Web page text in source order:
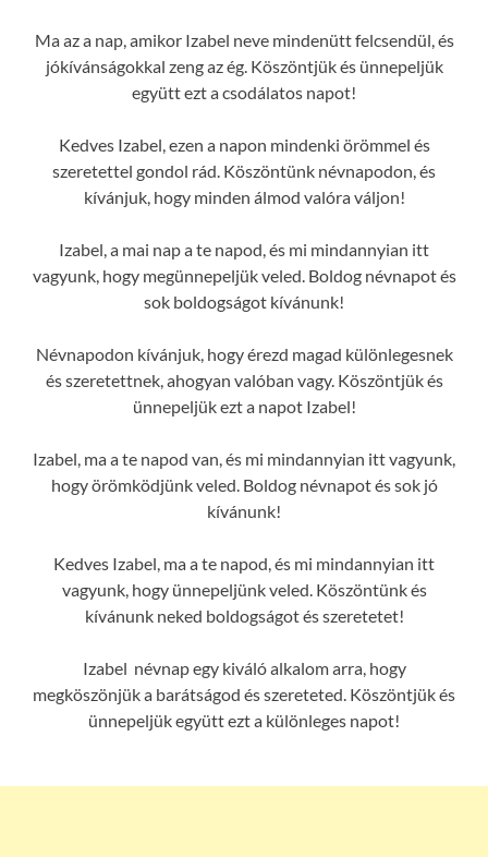
Ma az a nap, amikor Izabel neve mindenütt felcsendül, és
jókívánságokkal zeng az ég. Köszöntjük és ünnepeljük
együtt ezt a csodálatos napot!
Kedves Izabel, ezen a napon mindenki örömmel és
szeretettel gondol rád. Köszöntünk névnapodon, és
kívánjuk, hogy minden álmod valóra váljon!
Izabel, a mai nap a te napod, és mi mindannyian itt
vagyunk, hogy megünnepeljük veled. Boldog névnapot és
sok boldogságot kívánunk!
Névnapodon kívánjuk, hogy érezd magad különlegesnek
és szeretettnek, ahogyan valóban vagy. Köszöntjük és
ünnepeljük ezt a napot Izabel!
Izabel, ma a te napod van, és mi mindannyian itt vagyunk,
hogy örömködjünk veled. Boldog névnapot és sok jó
kívánunk!
Kedves Izabel, ma a te napod, és mi mindannyian itt
vagyunk, hogy ünnepeljünk veled. Köszöntünk és
kívánunk neked boldogságot és szeretetet!
Izabel névnap egy kiváló alkalom arra, hogy
megköszönjük a barátságod és szereteted. Köszöntjük és
ünnepeljük együtt ezt a különleges napot!